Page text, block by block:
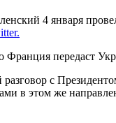
4 января
Франция передаст
с
в этом же